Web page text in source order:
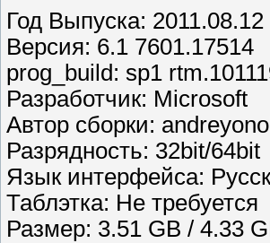
Год Выпуска: 2011.08.12
Версия: 6.1 7601.17514
prog_build: sp1
Разработчик: Microsoft
Автор сборки:
Разрядность: 32bit/64bit
Язык интерфейса:
Таблэтка: Не требуется
Размер: 3.51 GB / 4.33